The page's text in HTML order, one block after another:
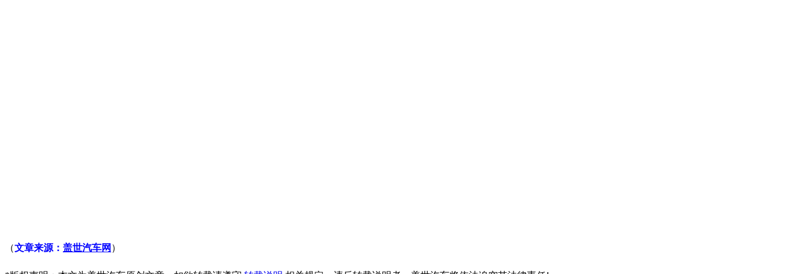
（文章来源： 盖世汽车网 ）